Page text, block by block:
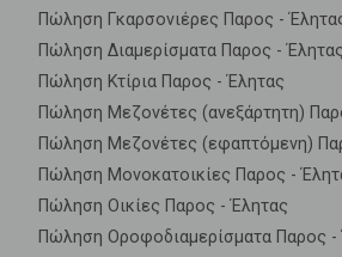
Πώληση Γκαρσονιέρες Παρος -
Πώληση Διαμερίσματα Παρος - Έλητας
Πώληση Κτίρια Παρος - Έλητας
Πώληση Μεζονέτες (ανεξάρτητη)
Πώληση Μεζονέτες (εφαπτόμενη)
Πώληση Μονοκατοικίες Παρος -
Πώληση Οικίες Παρος - Έλητας
Πώληση Οροφοδιαμερίσματα Παρος -